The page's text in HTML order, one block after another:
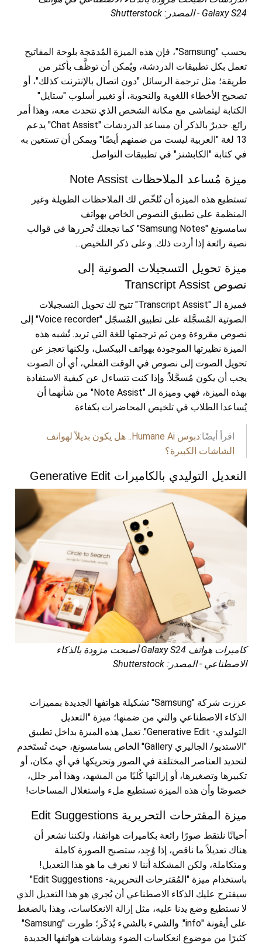
Galaxy S24 - المصدر: Shutterstock
بحسب "Samsung"، فإن هذه الميزة المُدمَجة بلوحة المفاتيح
تعمل بكل تطبيقات الدردشة، ويُمكن أن توظَّف بأكثر من
طريقة؛ مثل ترجمة الرسائل "دون اتصال بالإنترنت كذلك"، أو
تصحيح الأخطاء اللغوية والنحوية، أو تغيير أسلوب "ستايل"
الكتابة ليتماشى مع مكانة الشخص الذي نتحدث معه، وهذا أمر
رائع. جديرٌ بالذكر أن مساعد الدردشات "Chat Assist" يدعم
13 لغة "العربية ليست من ضمنهم أيضًا" ويمكن أن تستعين به
في كتابة "الكابشنز" في تطبيقات التواصل.
ميزة مُساعد الملاحظات Note Assist
تستطيع هذه الميزة أن تُلخّص لك الملاحظات الطويلة وغير
المنظمة على تطبيق النصوص الخاص بهواتف
سامسونغ "Samsung Notes" كما تجعلك تُحررها في قوالب
نصية رائعة إذا أردت ذلك. وعلى ذكر التلخيص...
ميزة تحويل التسجيلات الصوتية إلى
نصوص Transcript Assist
فميزة الـ "Transcript Assist" تتيح لك تحويل التسجيلات
الصوتية المُسجَّلة على تطبيق المُسجّل "Voice recorder" إلى
نصوص مقروءة ومن ثم ترجمتها للغة التي تريد. تُشبه هذه
الميزة نظيرتها الموجودة بهواتف البيكسل، ولكنها تعجز عن
تحويل الصوت إلى نصوص في الوقت الفعلي، أي أن الصوت
يجب أن يكون مُسجَّلاً. وإذا كنت تتساءل عن كيفية الاستفادة
بهذه الميزة، فهي وميزة الـ "Note Assist" من شأنهما أن
يُساعدا الطلاب في تلخيص المحاضرات بكفاءة.
اقرأ أيضًا:
دبوس Humane Ai.. هل يكون بديلاً لهواتف
الشاشات الكبيرة؟
التعديل التوليدي بالكاميرات Generative Edit
كاميرات هواتف Galaxy S24 أصبحت مزودة بالذكاء
الاصطناعي - المصدر: Shutterstock
عززت شركة "Samsung" تشكيلة هواتفها الجديدة بمميزات
الذكاء الاصطناعي والتي من ضمنها؛ ميزة "التعديل
التوليدي- Generative Edit". تعمل هذه الميزة بداخل تطبيق
"الاستديو/ الجاليري Gallery" الخاص بسامسونغ، حيث تُستَخدم
لتحديد العناصر المختلفة في الصور وتحريكها في أي مكان، أو
تكبيرها وتصغيرها، أو إزالتها كُليًا من المشهد، وهذا أمر جلل،
خصوصًا وأن هذه الميزة تستطيع ملء واستغلال المساحات!
ميزة المقترحات التحريرية Edit Suggestions
أحيانًا نلتقط صورًا رائعة بكاميرات هواتفنا، ولكننا نشعر أن
هناك تعديلاً ما ناقص، إذا وُجِد، ستصبح الصورة كاملة
ومتكاملة، ولكن المشكلة أننا لا نعرف ما هو هذا التعديل!
باستخدام ميزة "المُقترحات التحريرية- Edit Suggestions"
سيقترح عليك الذكاء الاصطناعي أن يُجري هو هذا التعديل الذي
لا نستطيع وضع يدنا عليه، مثل إزالة الانعكاسات، وهذا بالضغط
على أيقونة "info". والشيء بالشيء يُذكَر؛ طورت "Samsung"
كثيرًا من موضوع انعكاسات الضوء وشاشات هواتفها الجديدة